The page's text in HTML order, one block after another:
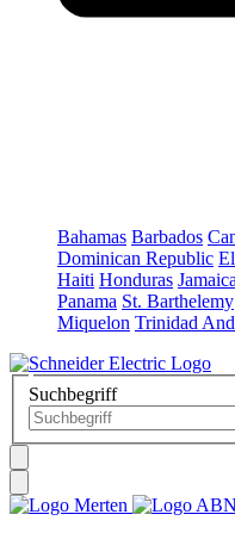
Bahamas Barbados
Dominican Republic
Haiti Honduras Jamaica
Panama St. Barthelemy
Miquelon Trinidad
Suchbegriff